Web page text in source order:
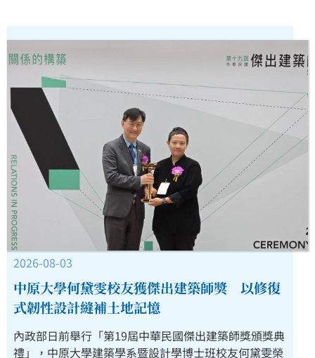
2026-08-03
中原大學何黛雯校友獲傑出建築師獎 以修復
式韌性設計縫補土地記憶
內政部日前舉行「第19屆中華民國傑出建築師獎頒獎典
禮」，中原大學建築學系暨設計學博士班校友何黛雯榮